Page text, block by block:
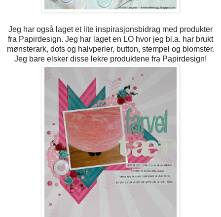
Jeg har også laget et lite inspirasjonsbidrag med produkter
fra Papirdesign. Jeg har laget en LO hvor jeg bl.a. har brukt
mønsterark, dots og halvperler, button, stempel og blomster.
Jeg bare elsker disse lekre produktene fra Papirdesign!